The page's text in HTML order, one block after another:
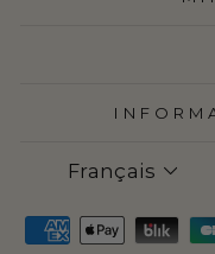
LANGUE
Français